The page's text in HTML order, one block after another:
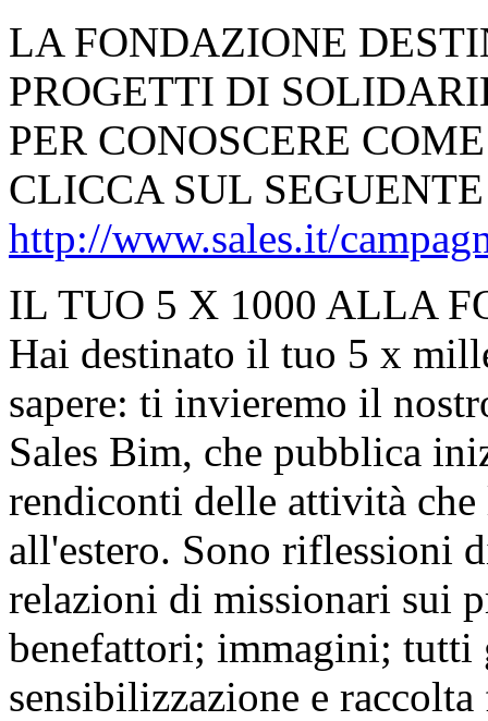
LA FONDAZIONE
PROGETTI DI
PER CONOSCERE
CLICCA SUL
http://www.sales.it/
IL TUO 5 X 1000 ALLA
Hai destinato il tuo 5 x
sapere: ti invieremo il
Sales Bim, che pubblica
rendiconti delle attività
all'estero. Sono riflessioni
relazioni di missionari sui
benefattori; immagini;
sensibilizzazione e